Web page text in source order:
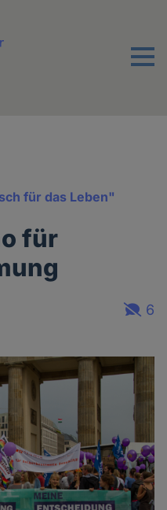
Menu
für das Leben"
für
6